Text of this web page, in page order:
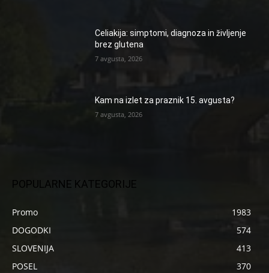
Celiakija: simptomi, diagnoza in življenje
brez glutena
7 avgusta, 2026
Kam na izlet za praznik 15. avgusta?
7 avgusta, 2026
POPULARNE KATEGORIJE
Promo
1983
DOGODKI
574
SLOVENIJA
413
POSEL
370